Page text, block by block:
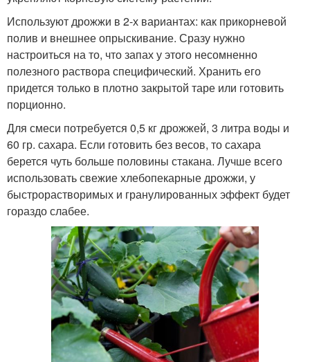
Используют дрожжи в 2-х вариантах: как прикорневой
полив и внешнее опрыскивание. Сразу нужно
настроиться на то, что запах у этого несомненно
полезного раствора специфический. Хранить его
придется только в плотно закрытой таре или готовить
порционно.
Для смеси потребуется 0,5 кг дрожжей, 3 литра воды и
60 гр. сахара. Если готовить без весов, то сахара
берется чуть больше половины стакана. Лучше всего
использовать свежие хлебопекарные дрожжи, у
быстрорастворимых и гранулированных эффект будет
гораздо слабее.